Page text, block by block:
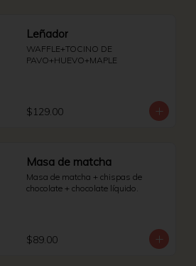
Leñador
WAFFLE+TOCINO DE
PAVO+HUEVO+MAPLE
$129.00
Masa de matcha
Masa de matcha + chispas de
chocolate + chocolate líquido.
$89.00